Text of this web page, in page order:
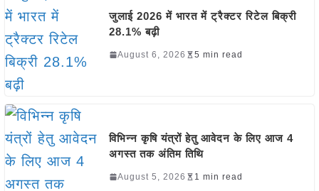
जुलाई 2026 में भारत में ट्रैक्टर रिटेल बिक्री
28.1% बढ़ी
August 6, 2026 5 min read
विभिन्न कृषि यंत्रों हेतु आवेदन के लिए आज 4
अगस्त तक अंतिम तिथि
August 5, 2026 1 min read